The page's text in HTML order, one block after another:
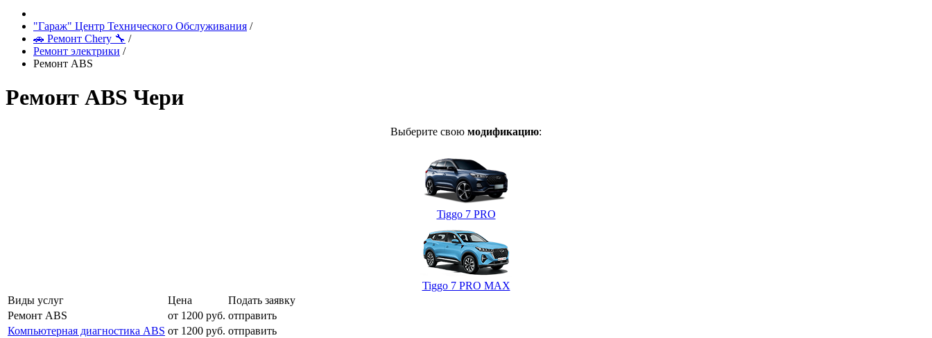
"Гараж" Центр Технического Обслуживания /
🚗 Ремонт Chery 🔧 /
Ремонт электрики /
Ремонт ABS
Ремонт ABS Чери
Выберите свою модификацию:
Tiggo 7 PRO
Tiggo 7 PRO MAX
Виды услуг
Цена
Подать заявку
Ремонт ABS
от 1200 руб. отправить
Компьютерная диагностика ABS от 1200 руб. отправить